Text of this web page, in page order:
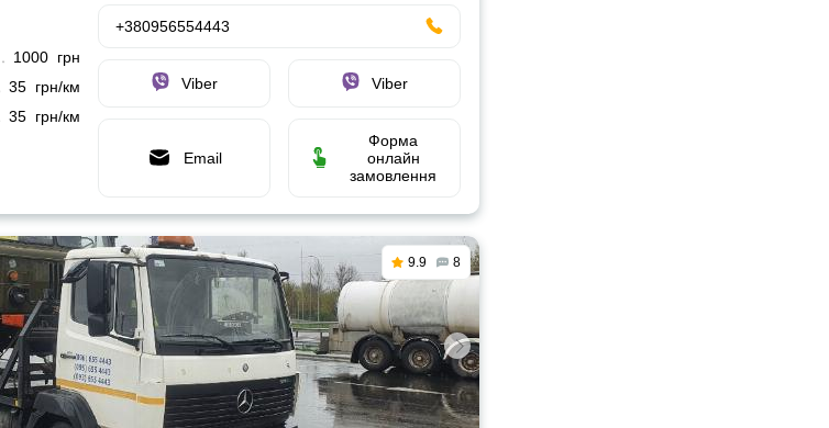
1000 грн
35 грн/км
35 грн/км
+380956554443
Viber Viber
Email
Форма
онлайн
замовлення
9.9 8